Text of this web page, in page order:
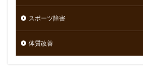
スポーツ障害
体質改善